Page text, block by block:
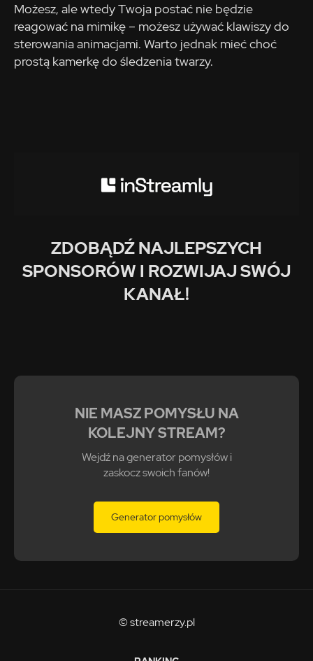
Możesz, ale wtedy Twoja postać nie będzie
reagować na mimikę – możesz używać klawiszy do
sterowania animacjami. Warto jednak mieć choć
prostą kamerkę do śledzenia twarzy.
ZDOBĄDŹ NAJLEPSZYCH
SPONSORÓW I ROZWIJAJ SWÓJ
KANAŁ!
NIE MASZ POMYSŁU NA
KOLEJNY STREAM?
Wejdź na generator pomysłów i
zaskocz swoich fanów!
Generator pomysłów
© streamerzy.pl